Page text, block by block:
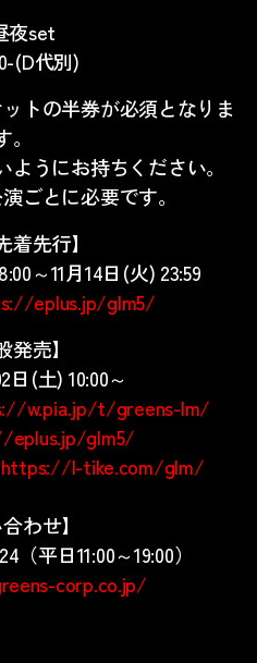
set
(D代別)
トの半券が必須となりま
。
うにお持ちください。
ごとに必要です。
着先行】
～11月14日(火) 23:59
eplus.jp/glm5/
発売】
日(土) 10:00～
w.pia.jp/t/greens-lm/
eplus.jp/glm5/
https://l-tike.com/glm/
わせ】
（平日11:00～19:00）
corp.co.jp/